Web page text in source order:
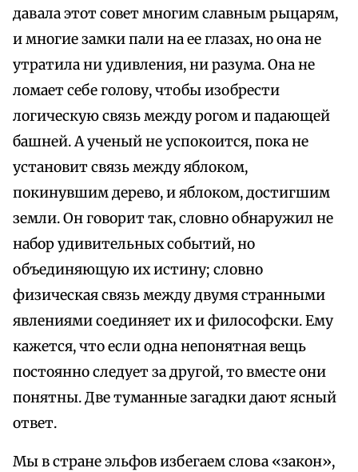
давала этот совет многим славным рыцарям,
и многие замки пали на ее глазах, но она не
утратила ни удивления, ни разума. Она не
ломает себе голову, чтобы изобрести
логическую связь между рогом и падающей
башней. А ученый не успокоится, пока не
установит связь между яблоком,
покинувшим дерево, и яблоком, достигшим
земли. Он говорит так, словно обнаружил не
набор удивительных событий, но
объединяющую их истину; словно
физическая связь между двумя странными
явлениями соединяет их и философски. Ему
кажется, что если одна непонятная вещь
постоянно следует за другой, то вместе они
понятны. Две туманные загадки дают ясный
ответ.
Мы в стране эльфов избегаем слова «закон»,